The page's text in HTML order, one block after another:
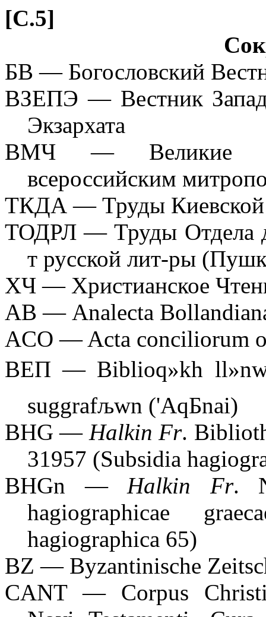
[C.5]
БВ — Богословский
ВЗЕПЭ — Вестник
Экзархата
ВМЧ — Великие
всероссийским
ТКДА — Труды Киевской
ТОДРЛ — Труды Отдела
т русской лит-ры
ХЧ — Христианское
AB — Analecta
ACO — Acta conciliorum
ВЕП — Biblioq»kh
suggrafљwn ('AqБnai)
BHG — Halkin Fr.
31957 (Subsidia
BHGn —Halkin Fr.
hagiographicae
hagiographica 65)
BZ — Byzantinische
СANT — Corpus